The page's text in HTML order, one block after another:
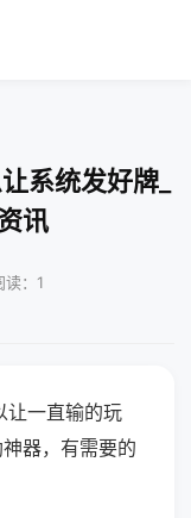
系统发好牌_
讯
：1
让一直输的玩
器，有需要的